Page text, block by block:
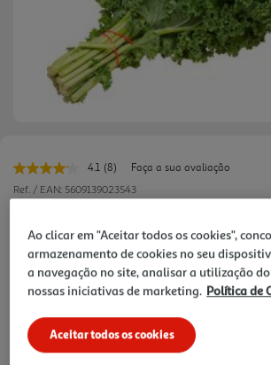
4.1 Leu
8
avaliações.
para
a
mesma
página.
(8)
Faça a sua avaliação
Ref. / EAN: 5609139023543
2,99 €
Notas de preparação
Ao clicar em "Aceitar todos os cookies",
armazenamento de cookies no seu
a navegação no site, analisar a utilização
nossas iniciativas de marketing. Política de
Aceitar todos os cookies